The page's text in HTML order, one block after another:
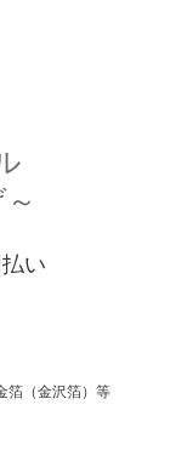
い
箔（金沢箔）等